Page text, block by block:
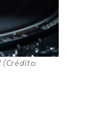
(Crédito: